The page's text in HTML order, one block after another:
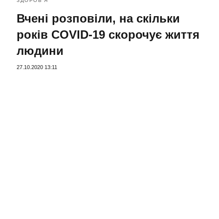
Вчені розповіли, на скільки
років COVID-19 скорочує життя
людини
27.10.2020 13:11